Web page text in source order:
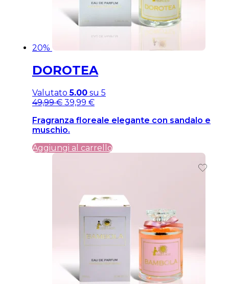
20%
DOROTEA
Valutato5.00 su 5
Il
originale
era:
49,99 €.
49,99€Il
attuale
è:
49,99 €.
39,99 €
Fragranza floreale elegante con sandalo e
muschio.
Aggiungi al carrello